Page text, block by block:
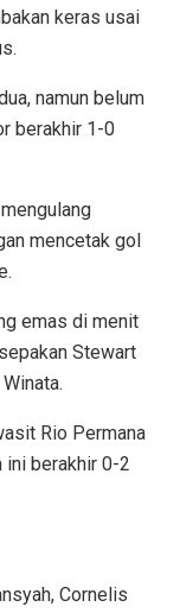
keras usai
namun belum
berakhir 1-0
mencetak gol
emas di menit
Stewart
Rio Permana
ini berakhir 0-2
Cornelis